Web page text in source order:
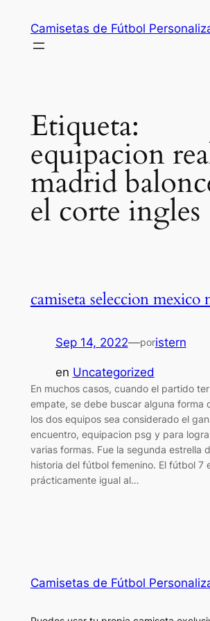
contenido
Camisetas de Fútbol
Etiqueta:
equipacion
madrid
el corte ingles
camiseta seleccion mexico
Sep 14, 2022—poristern
en Uncategorized
En muchos casos, cuando el partido
empate, se debe buscar alguna forma
los dos equipos sea considerado el
encuentro, equipacion psg y para
varias formas. Fue la segunda estrella
historia del fútbol femenino. El fútbol 7
prácticamente igual al…
Camisetas de Fútbol